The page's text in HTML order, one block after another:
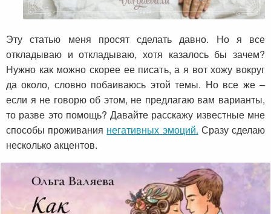
Эту статью меня просят сделать давно. Но я все
откладываю и откладываю, хотя казалось бы зачем?
Нужно как можно скорее ее писать, а я вот хожу вокруг
да около, словно побаиваюсь этой темы. Но все же –
если я не говорю об этом, не предлагаю вам варианты,
то разве это помощь? Давайте расскажу известные мне
способы проживания негативных эмоций. Сразу сделаю
несколько акцентов.